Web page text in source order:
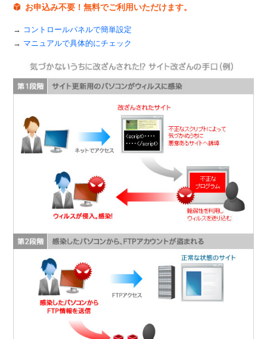
お申込み不要！無料でご利用いただけます。
→ コントロールパネルで簡単設定
→ マニュアルで具体的にチェック